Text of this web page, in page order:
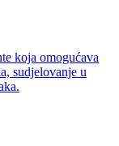
koja omogućava
sudjelovanje u